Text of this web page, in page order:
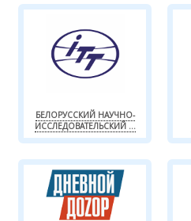
БЕЛОРУССКИЙ НАУЧНО-
ИССЛЕДОВАТЕЛЬСКИЙ ...